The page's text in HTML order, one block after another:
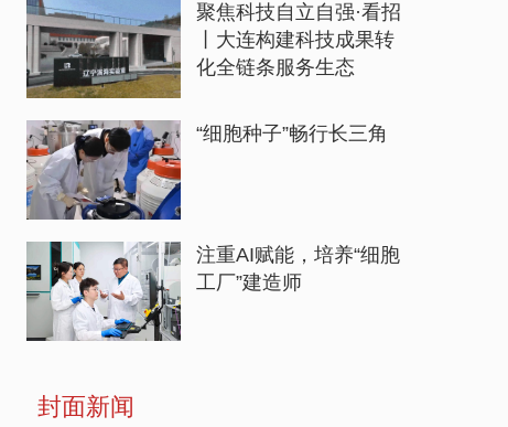
聚焦科技自立自强·看招
丨大连构建科技成果转
化全链条服务生态
“细胞种子”畅行长三角
注重AI赋能，培养“细胞
工厂”建造师
封面新闻